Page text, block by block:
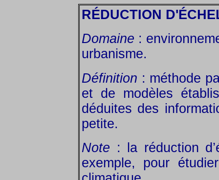
RÉDUCTION
Domaine :
urbanisme.
Définition : méthode
et de modèles
déduites des
petite.
Note : la réduction
exemple, pour